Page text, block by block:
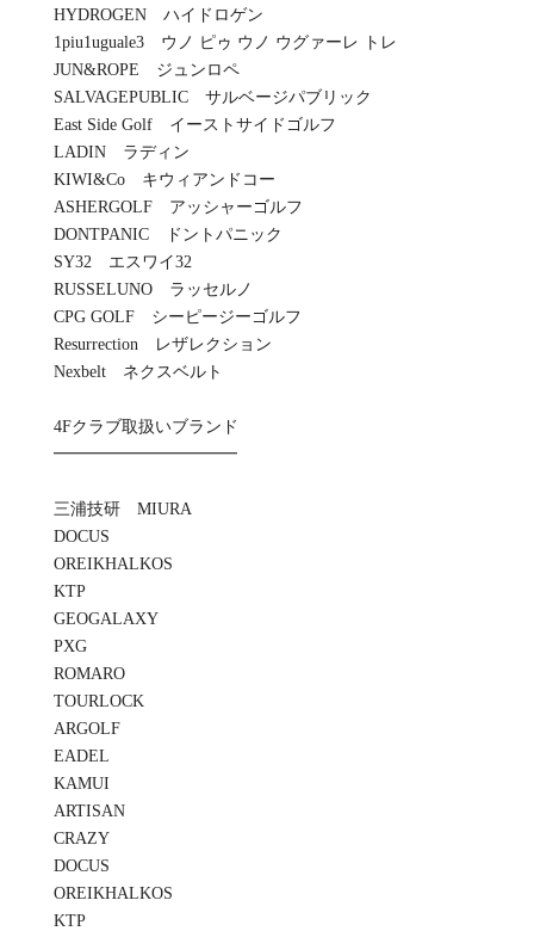
HYDROGEN ハイドロゲン
1piu1uguale3 ウノ ピゥ ウノ ウグァーレ トレ
JUN&ROPE ジュンロペ
SALVAGEPUBLIC サルベージパブリック
East Side Golf イーストサイドゴルフ
LADIN ラディン
KIWI&Co キウィアンドコー
ASHERGOLF アッシャーゴルフ
DONTPANIC ドントパニック
SY32 エスワイ32
RUSSELUNO ラッセルノ
CPG GOLF シーピージーゴルフ
Resurrection レザレクション
Nexbelt ネクスベルト
4Fクラブ取扱いブランド
━━━━━━━━━━━
三浦技研 MIURA
DOCUS
OREIKHALKOS
KTP
GEOGALAXY
PXG
ROMARO
TOURLOCK
ARGOLF
EADEL
KAMUI
ARTISAN
CRAZY
DOCUS
OREIKHALKOS
KTP